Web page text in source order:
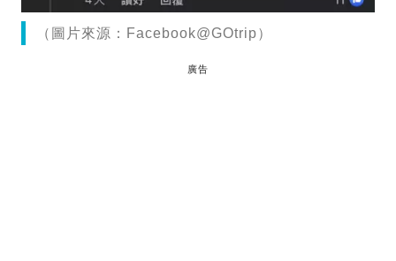
（圖片來源：Facebook@GOtrip）
廣告